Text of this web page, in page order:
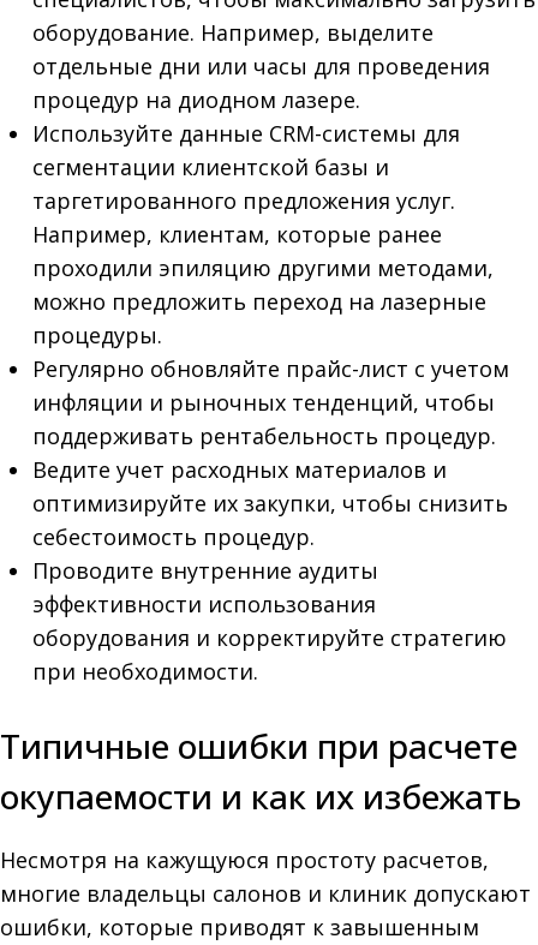
оборудование. Например, выделите
отдельные дни или часы для проведения
процедур на диодном лазере.
Используйте данные CRM-системы для
сегментации клиентской базы и
таргетированного предложения услуг.
Например, клиентам, которые ранее
проходили эпиляцию другими методами,
можно предложить переход на лазерные
процедуры.
Регулярно обновляйте прайс-лист с учетом
инфляции и рыночных тенденций, чтобы
поддерживать рентабельность процедур.
Ведите учет расходных материалов и
оптимизируйте их закупки, чтобы снизить
себестоимость процедур.
Проводите внутренние аудиты
эффективности использования
оборудования и корректируйте стратегию
при необходимости.
Типичные ошибки при расчете
окупаемости и как их избежать
Несмотря на кажущуюся простоту расчетов,
многие владельцы салонов и клиник допускают
ошибки, которые приводят к завышенным